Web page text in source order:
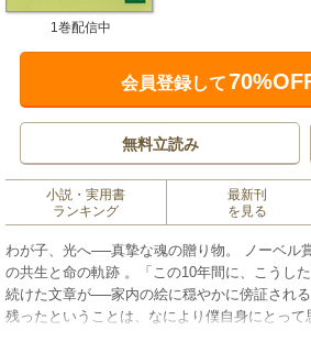
1巻配信中
会員登録して
無料立読み
小説・実用書
ランキング
最新刊
を見る
わが子、光へ──真摯な魂の贈り物。 ノーベル
の共生と命の軌跡 。「この10年間に、こうし
続けた文章が──家内の絵に穏やかに傍証され
残ったということは、なにより僕自身にとって